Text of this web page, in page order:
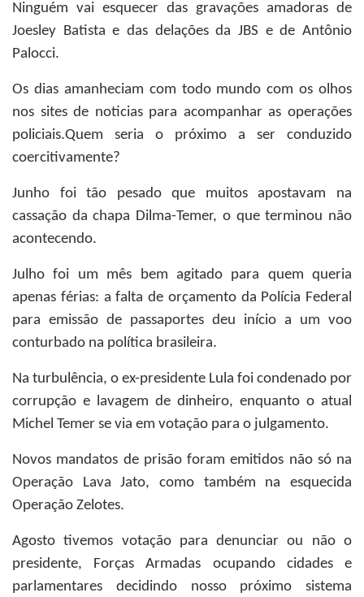
Ninguém vai esquecer das gravações amadoras de
Joesley Batista e das delações da JBS e de Antônio
Palocci.
Os dias amanheciam com todo mundo com os olhos
nos sites de noticias para acompanhar as operações
policiais.Quem seria o próximo a ser conduzido
coercitivamente?
Junho foi tão pesado que muitos apostavam na
cassação da chapa Dilma-Temer, o que terminou não
acontecendo.
Julho foi um mês bem agitado para quem queria
apenas férias: a falta de orçamento da Polícia Federal
para emissão de passaportes deu início a um voo
conturbado na política brasileira.
Na turbulência, o ex-presidente Lula foi condenado por
corrupção e lavagem de dinheiro, enquanto o atual
Michel Temer se via em votação para o julgamento.
Novos mandatos de prisão foram emitidos não só na
Operação Lava Jato, como também na esquecida
Operação Zelotes.
Agosto tivemos votação para denunciar ou não o
presidente, Forças Armadas ocupando cidades e
parlamentares decidindo nosso próximo sistema